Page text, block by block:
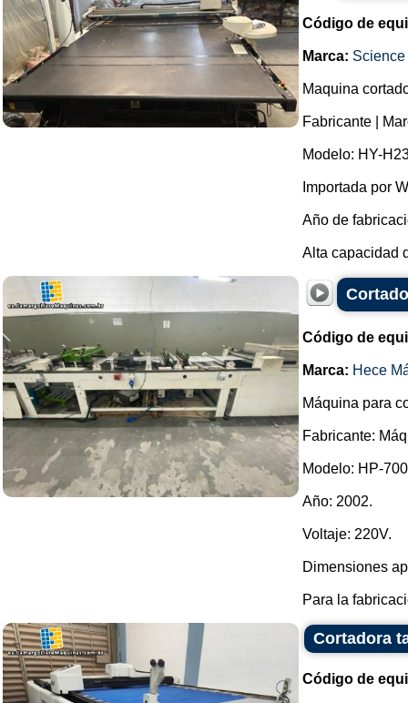
Código de
Marca:
Maquina
Fabricante |
Modelo: HY-
Importada por
Año de
Alta capacidad
Código de
Marca: Hece
Máquina para
Fabricante:
Modelo: HP-
Año: 2002.
Voltaje: 220V.
Dimensiones
Para la
Cortadora
Código de